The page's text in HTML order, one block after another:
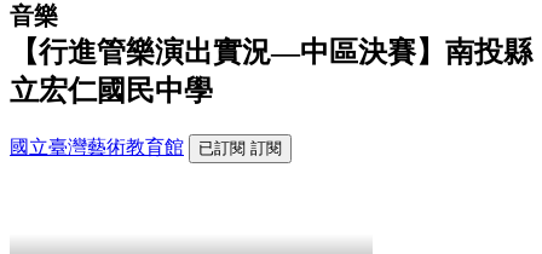
音樂
【行進管樂演出實況—中區決賽】南投縣
立宏仁國民中學
國立臺灣藝術教育館 已訂閱 訂閱